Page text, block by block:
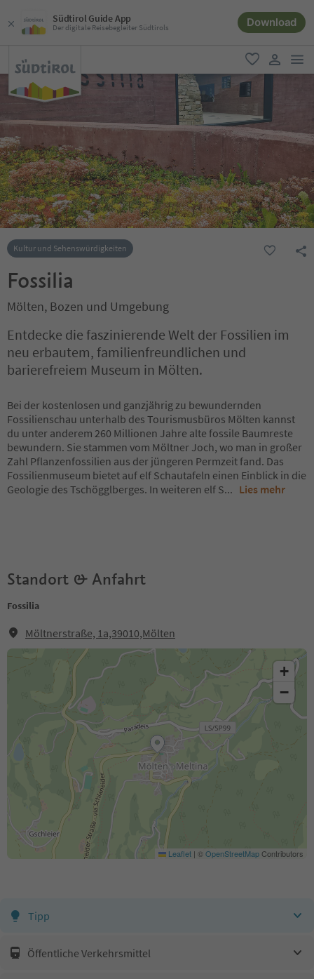
Südtirol Guide App
Der digitale Reisebegleiter Südtirols Download
favorit
user link
Kultur und Sehenswürdigkeiten
Fossilia
Mölten, Bozen und Umgebung
Entdecke die faszinierende Welt der Fossilien im
neu erbautem, familienfreundlichen und
barierefreiem Museum in Mölten.
Bei der kostenlosen und ganzjährig zu bewundernden
Fossilienschau unterhalb des Tourismusbüros Mölten kannst
du unter anderem 260 Millionen Jahre alte fossile Baumreste
bewundern. Sie stammen vom Möltner Joch, wo man in großer
Zahl Pflanzenfossilien aus der jüngeren Permzeit fand. Das
Fossilienmuseum bietet auf elf Schautafeln einen Einblick in die
Geologie des Tschögglberges. In weiteren elf S... Lies mehr
Standort & Anfahrt
Fossilia
Möltnerstraße, 1a,39010,Mölten
+
−
Leaflet | ©OpenStreetMapContributors
Tipp
Öffentliche Verkehrsmittel